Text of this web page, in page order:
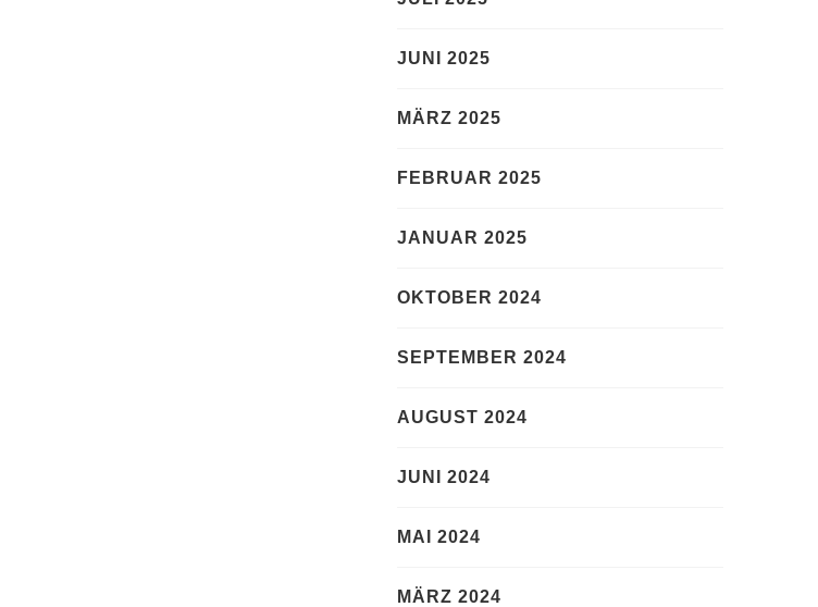
JUNI 2025
MÄRZ 2025
FEBRUAR 2025
JANUAR 2025
OKTOBER 2024
SEPTEMBER 2024
AUGUST 2024
JUNI 2024
MAI 2024
MÄRZ 2024